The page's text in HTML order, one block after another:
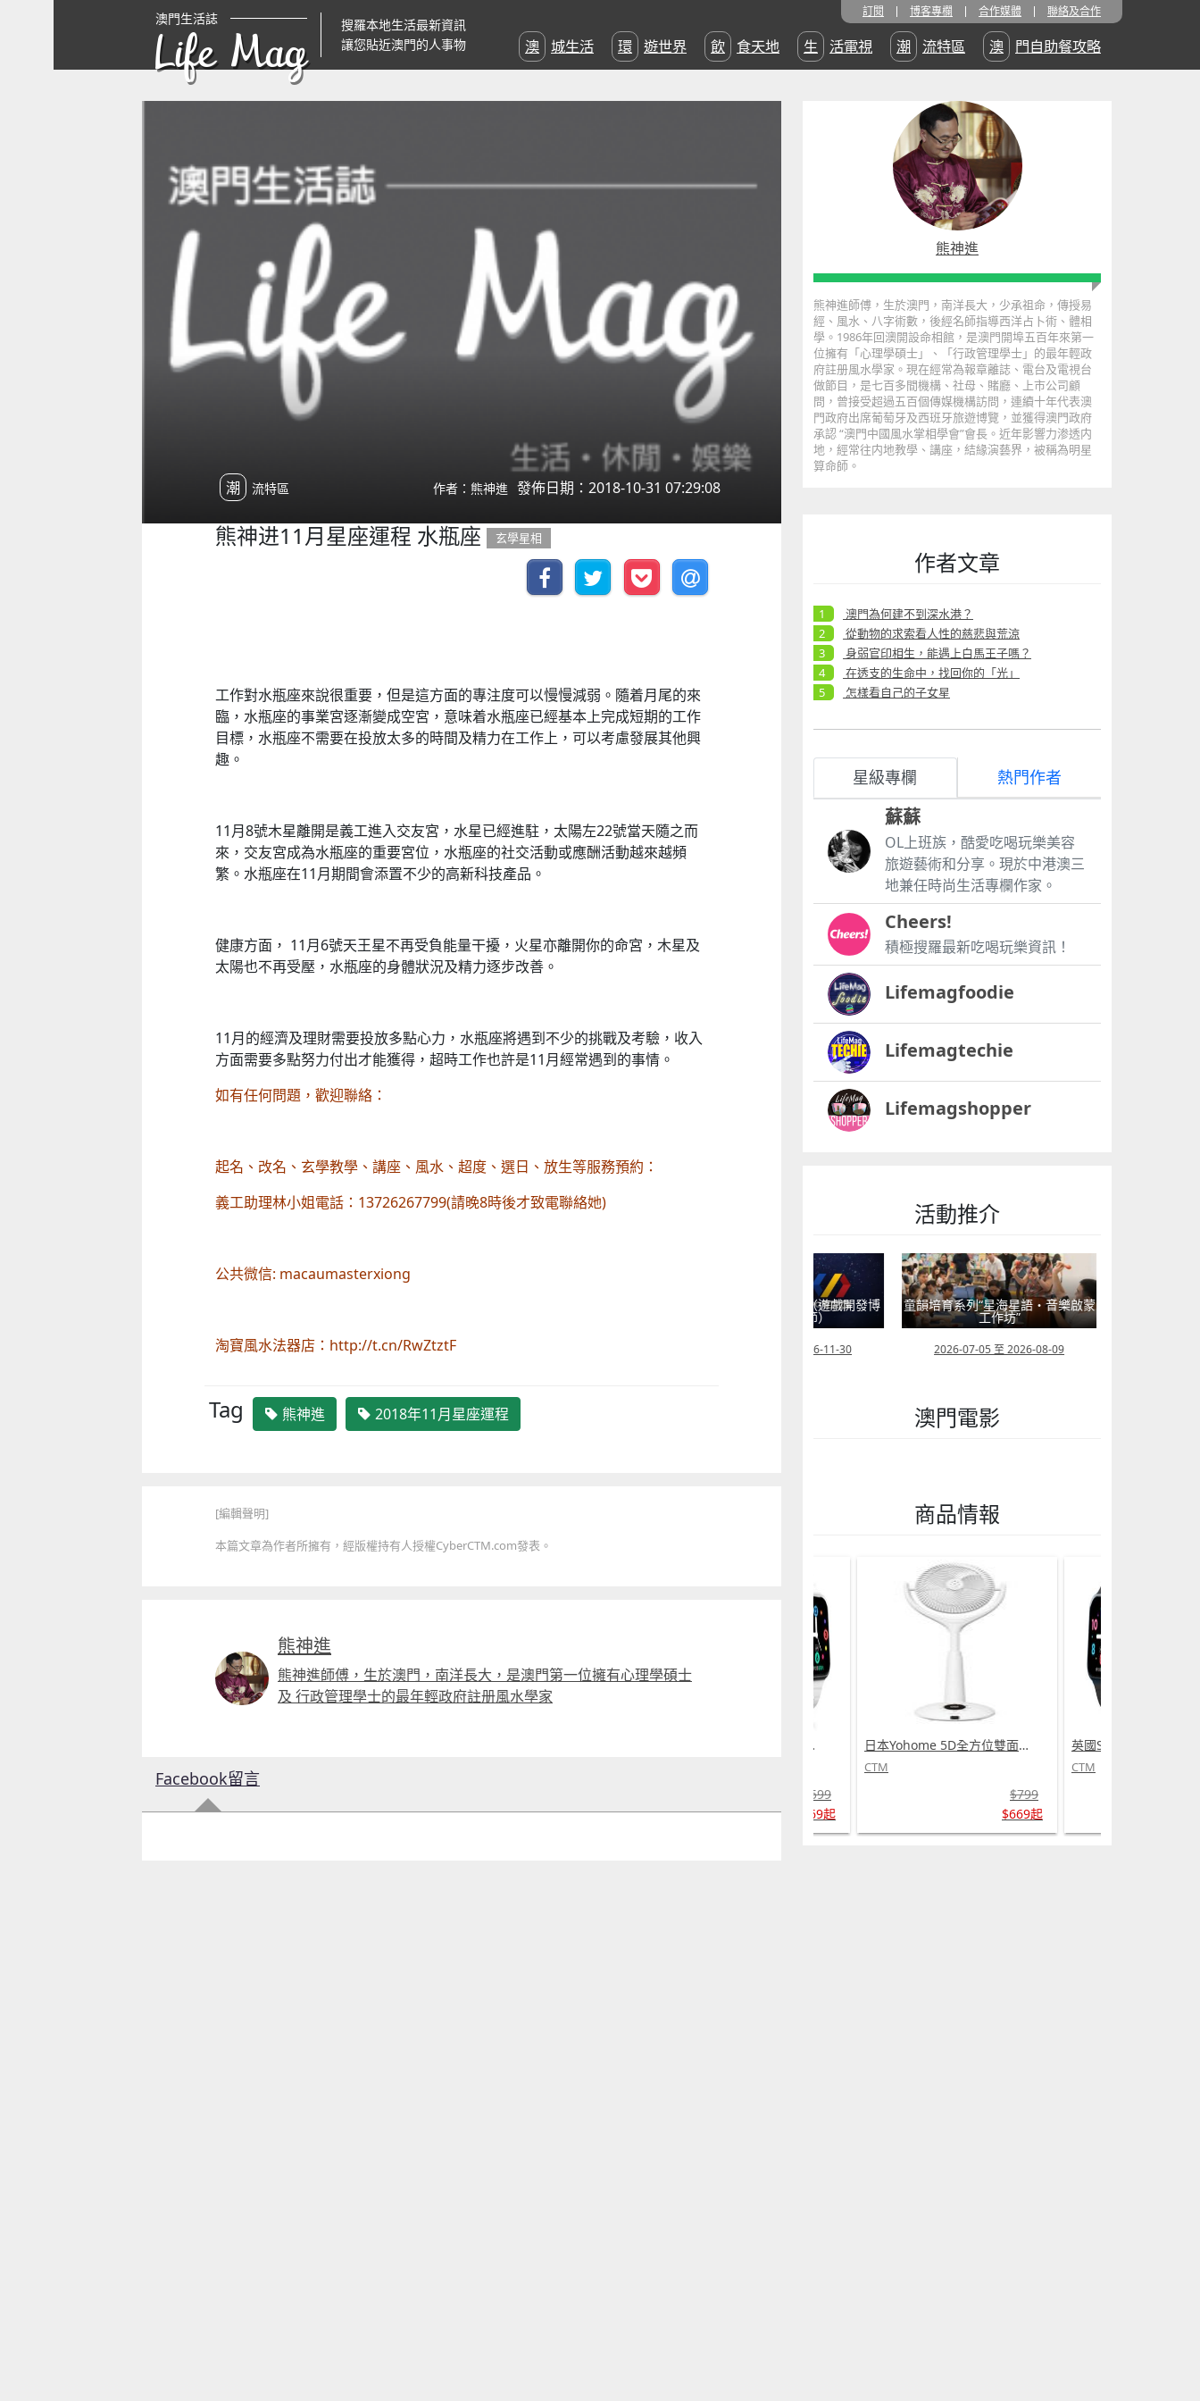
澳門生活誌
Life Mag
搜羅本地生活最新資訊
讓您貼近澳門的人事物
訂閱 博客專欄 合作媒體 聯絡及合作
澳城生活 環遊世界 飲食天地 生活電視 潮流特區 澳門自助餐攻略
潮流特區 作者：熊神進 發佈日期：2018-10-31 07:29:08
熊神进11月星座運程 水瓶座 玄學星相
工作對水瓶座來說很重要，但是這方面的專注度可以慢慢減弱。隨着月尾的來
臨，水瓶座的事業宮逐漸變成空宮，意味着水瓶座已經基本上完成短期的工作
目標，水瓶座不需要在投放太多的時間及精力在工作上，可以考慮發展其他興
趣。
11月8號木星離開是義工進入交友宮，水星已經進駐，太陽左22號當天隨之而
來，交友宮成為水瓶座的重要宮位，水瓶座的社交活動或應酬活動越來越頻
繁。水瓶座在11月期間會添置不少的高新科技產品。
健康方面， 11月6號天王星不再受負能量干擾，火星亦離開你的命宮，木星及
太陽也不再受壓，水瓶座的身體狀況及精力逐步改善。
11月的經濟及理財需要投放多點心力，水瓶座將遇到不少的挑戰及考驗，收入
方面需要多點努力付出才能獲得，超時工作也許是11月經常遇到的事情。
如有任何問題，歡迎聯絡：
起名、改名、玄學教學、講座、風水、超度、選日、放生等服務預約：
義工助理林小姐電話：13726267799(請晚8時後才致電聯絡她)
公共微信: macaumasterxiong
淘寶風水法器店：http://t.cn/RwZtztF
Tag 熊神進 2018年11月星座運程
[編輯聲明]
本篇文章為作者所擁有，經版權持有人授權CyberCTM.com發表。
熊神進
熊神進師傅，生於澳門，南洋長大，是澳門第一位擁有心理學碩士
及 行政管理學士的最年輕政府註册風水學家
Facebook留言
熊神進
熊神進師傅，生於澳門，南洋長大，少承祖命，傳授易
經、風水、八字術數，後經名師指導西洋占卜術、體相
學。1986年回澳開設命相館，是澳門開埠五百年來第一
位擁有「心理學碩士」、「行政管理學士」的最年輕政
府註册風水學家。現在經常為報章離誌、電台及電視台
做節目，是七百多間機構、社母、賭廳、上市公司顧
問，曾接受超過五百個傳媒機構訪問，連續十年代表澳
門政府出席葡萄牙及西班牙旅遊博覽，並獲得澳門政府
承認 “澳門中國風水掌相學會”會長。近年影響力渗透内
地，經常往内地教學、講座，結緣演藝界，被稱為明星
算命師。
作者文章
澳門為何建不到深水港？
從動物的求索看人性的慈悲與荒涼
身弱官印相生，能遇上白馬王子嗎？
在透支的生命中，找回你的「光」
怎樣看自己的子女星
星級專欄 熱門作者
蘇蘇
OL上班族，酷愛吃喝玩樂美容
旅遊藝術和分享。現於中港澳三
地兼任時尚生活專欄作家。
Cheers!
積極搜羅最新吃喝玩樂資訊！
Lifemagfoodie
Lifemagtechie
Lifemagshopper
活動推介
2026-07-11 至 2026-08-23
菲律賓亮點文創活動（遊戲開發博 童韻培育系列“星海星語・音樂啟蒙
工作坊”
2026-07-05 至 2026-08-09
童心探秘澳門的“中國
澳門電影
商品情報
$569起
日本Yohome 5D全方位雙面雙葉對流淨化智能語音伸縮循環扇 PRO (需訂貨)
$799
$669起
英國SKIDY SmartEdu智伴高清流暢五重定位遠控180°旋攝雙向視頻海外適配兒童智能手錶PRO (需訂貨)
CTM
$599
$569起
CTM